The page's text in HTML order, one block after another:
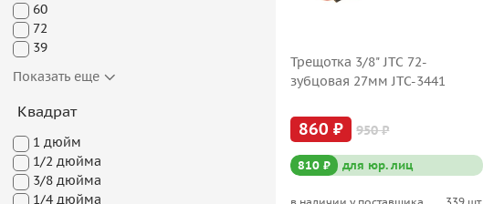
60
72
39
Показать еще
Квадрат
1 дюйм
1/2 дюйма
3/8 дюйма
1/4 дюйма
Трещотка 3/8" JTC 72-
зубцовая 27мм JTC-3441
860 ₽ 950 ₽
810 ₽ для юр. лиц